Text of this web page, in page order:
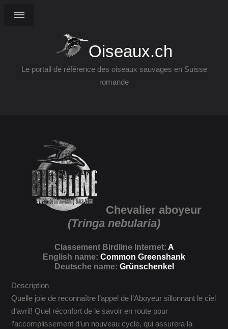
Oiseaux.ch
Le portail de référence des oiseaux sauvages en Suisse
romande
Chevalier aboyeur
(Tringa nebularia)
Classement Birdline Internet: A
English name: Common Greenshank
Deutsche name: Grünschenkel
Description
Quelle joie de reconnaître l’appel de l’Aboyeur sillonnant le ciel
d’avril! Quel réconfort de le savoir en route pour
l’accomplissement d’un nouveau cycle, qui assurera la